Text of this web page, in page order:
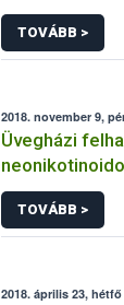
TOVÁBB >
2018. november 9,
Üvegházi
TOVÁBB >
2018. április 23, hétfő